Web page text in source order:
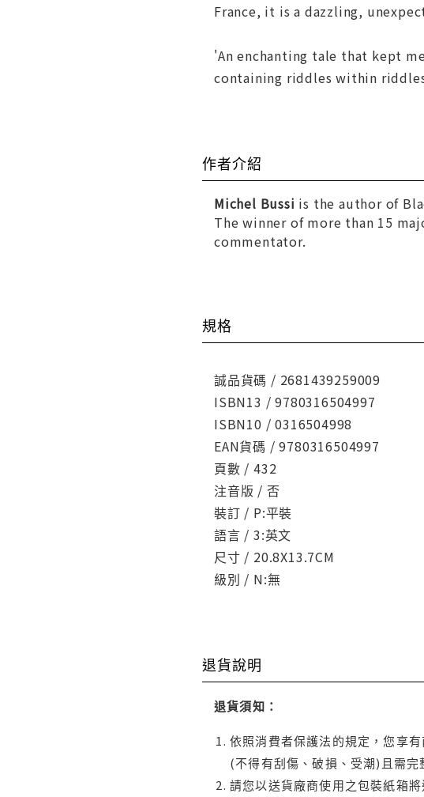
France, it is a dazzling,
'An enchanting tale that kept
containing riddles within
作者介紹
Michel Bussi is the author of
The winner of more than 15
commentator.
規格
誠品貨碼 / 2681439259009
ISBN13 / 9780316504997
ISBN10 / 0316504998
EAN貨碼 / 9780316504997
頁數 / 432
注音版 / 否
裝訂 / P:平裝
語言 / 3:英文
尺寸 / 20.8X13.7CM
級別 / N:無
退貨說明
退貨須知：
依照消費者保護法的規定，您享
(不得有刮傷、破損、受潮)且需
請您以送貨廠商使用之包裝紙箱